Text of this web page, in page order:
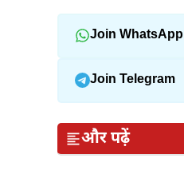
Join WhatsApp
Join Telegram
और पढ़ें